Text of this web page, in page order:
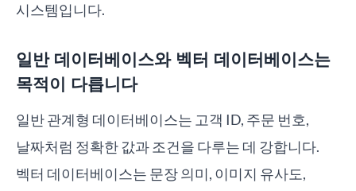
시스템입니다.
일반 데이터베이스와 벡터 데이터베이스는
목적이 다릅니다
일반 관계형 데이터베이스는 고객 ID, 주문 번호,
날짜처럼 정확한 값과 조건을 다루는 데 강합니다.
벡터 데이터베이스는 문장 의미, 이미지 유사도,